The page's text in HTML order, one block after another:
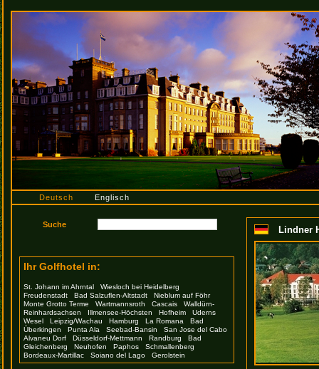
Deutsch Englisch
Ihr Golfhotel in:
St. Johann im Ahrntal
Wiesloch bei Heidelberg
Freudenstadt
Bad Salzuflen-Altstadt
Nieblum auf Föhr
Monte Grotto Terme
Wartmannsroth Cascais
Walldürn-
Reinhardsachsen
Illmensee-Höchsten Hofheim
Uderns
Wesel
Leipzig/Wachau Hamburg La Romana
Bad
Überkingen
Punta Ala Seebad-Bansin
San Jose del Cabo
Alvaneu Dorf
Düsseldorf-Mettmann Randburg
Bad
Gleichenberg
Neuhofen Paphos
Schmallenberg
Bordeaux-Martillac
Soiano del Lago Gerolstein
Lindner